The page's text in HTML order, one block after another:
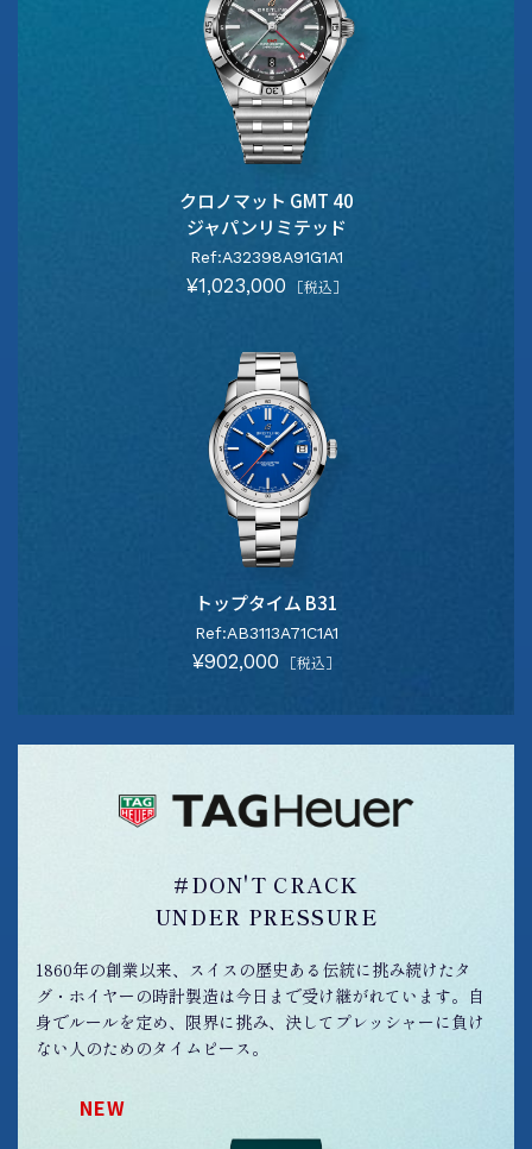
クロノマット GMT 40
ジャパンリミテッド
Ref:A32398A91G1A1
¥1,023,000 ［税込］
トップタイム B31
Ref:AB3113A71C1A1
¥902,000 ［税込］
NEW
#DON'T CRACK
UNDER PRESSURE
1860年の創業以来、スイスの歴史ある伝統に挑み続けたタ
グ・ホイヤーの時計製造は今日まで受け継がれています。自
身でルールを定め、限界に挑み、決してプレッシャーに負け
ない人のためのタイムピース。